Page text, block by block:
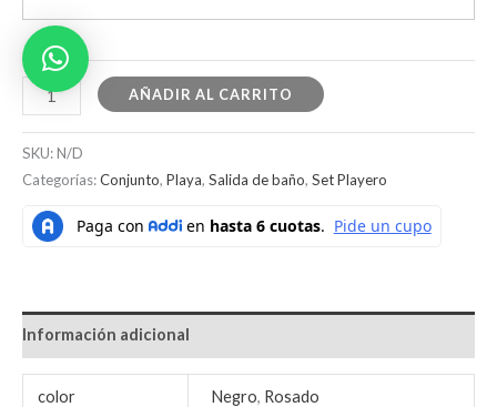
AÑADIR AL CARRITO
SKU:N/D
Categorías:Conjunto, Playa, Salida de baño, Set Playero
Información adicional
color Negro, Rosado